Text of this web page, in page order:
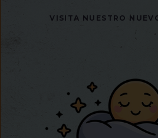
VISITA NUESTRO